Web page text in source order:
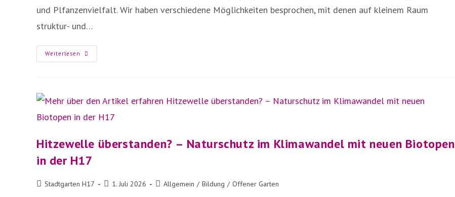
und Plfanzenvielfalt. Wir haben verschiedene Möglichkeiten besprochen, mit denen auf kleinem Raum
struktur- und…
Weiterlesen Neues
Kleinbiotop
Hitzewelle überstanden? – Naturschutz im Klimawandel mit neuen Biotopen
in der H17
Beitrags-
Stadtgarten H17
Beitrag
1. Juli 2026
Beitrags-
Allgemein / Bildung / Offener Garten